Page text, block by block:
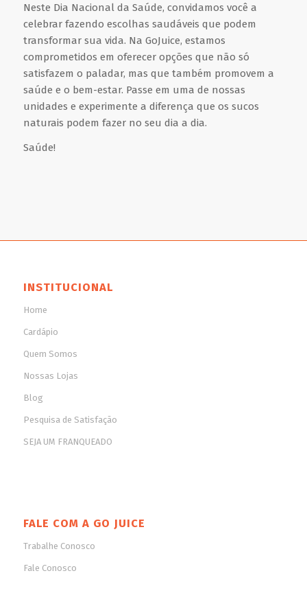
Neste Dia Nacional da Saúde, convidamos você a
celebrar fazendo escolhas saudáveis que podem
transformar sua vida. Na GoJuice, estamos
comprometidos em oferecer opções que não só
satisfazem o paladar, mas que também promovem a
saúde e o bem-estar. Passe em uma de nossas
unidades e experimente a diferença que os sucos
naturais podem fazer no seu dia a dia.
Saúde!
INSTITUCIONAL
Home
Cardápio
Quem Somos
Nossas Lojas
Blog
Pesquisa de Satisfação
SEJA UM FRANQUEADO
FALE COM A GO JUICE
Trabalhe Conosco
Fale Conosco